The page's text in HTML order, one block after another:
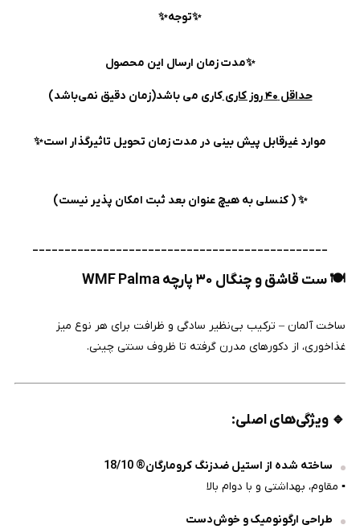
✨️توجه✨
✨مدت زمان ارسال این محصول
حداقل ۴۰ روز کاری کاری می باشد(زمان دقیق نمی‌باشد)
موارد غیرقابل پیش بینی در مدت زمان تحویل تاثیرگذار است✨
✨ ( کنسلی به هیچ عنوان بعد ثبت امکان پذیر نیست)
______________________________________________
🍽️ ست قاشق و چنگال ۳۰ پارچه WMF Palma
ساخت آلمان – ترکیب بی‌نظیر سادگی و ظرافت برای هر نوع میز
غذاخوری، از دکورهای مدرن گرفته تا ظروف سنتی چینی.
🔹 ویژگی‌های اصلی:
ساخته شده از استیل ضدزنگ کرومارگان® 18/10
▪ مقاوم، بهداشتی و با دوام بالا
طراحی ارگونومیک و خوش‌دست